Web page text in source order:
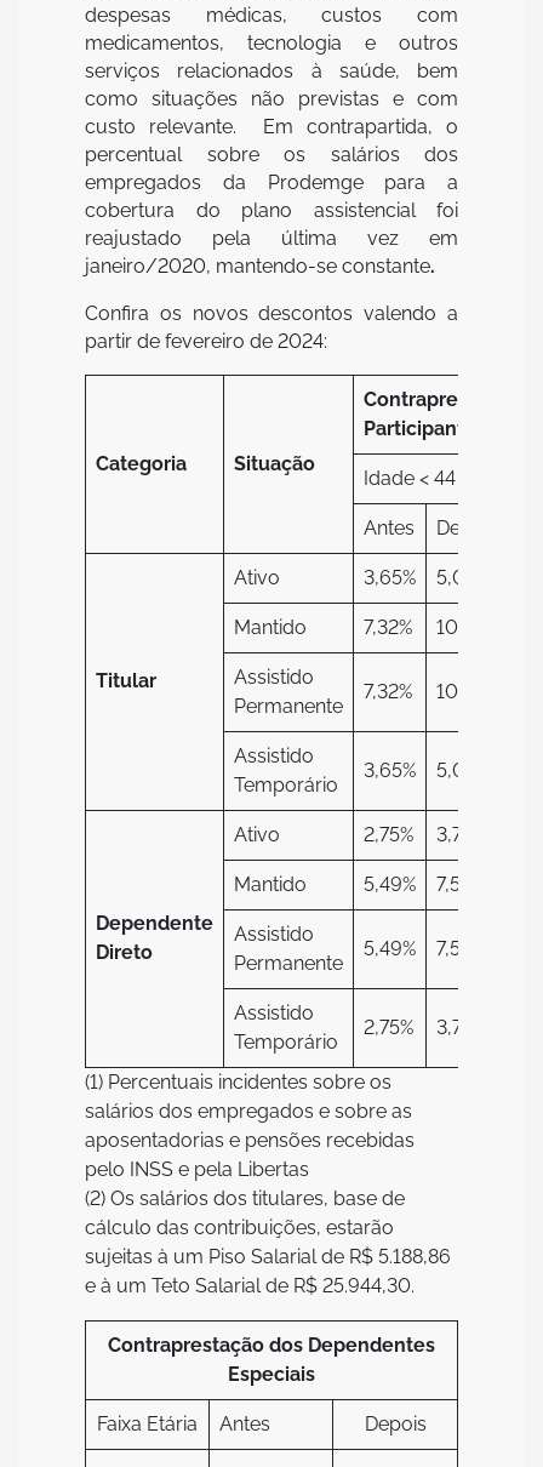
despesas médicas, custos com
medicamentos, tecnologia e outros
serviços relacionados à saúde, bem
como situações não previstas e com
custo relevante. Em contrapartida, o
percentual sobre os salários dos
empregados da Prodemge para a
cobertura do plano assistencial foi
reajustado pela última vez em
janeiro/2020, mantendo-se constante.
Confira os novos descontos valendo a
partir de fevereiro de 2024:
Categoria Situação
Contraprestação
Participante
Idade < 44
Antes Depois
Titular
Ativo 3,65% 5,02%
Mantido 7,32% 10,07%
Assistido
Permanente
7,32% 10,07%
Assistido
Temporário
3,65% 5,02%
Dependente
Direto
Ativo 2,75% 3,78%
Mantido 5,49% 7,56%
Assistido
Permanente
5,49% 7,56%
Assistido
Temporário
2,75% 3,78%
(1) Percentuais incidentes sobre os
salários dos empregados e sobre as
aposentadorias e pensões recebidas
pelo INSS e pela Libertas
(2) Os salários dos titulares, base de
cálculo das contribuições, estarão
sujeitas à um Piso Salarial de R$ 5.188,86
e à um Teto Salarial de R$ 25.944,30.
Contraprestação dos Dependentes
Especiais
Faixa Etária Antes Depois